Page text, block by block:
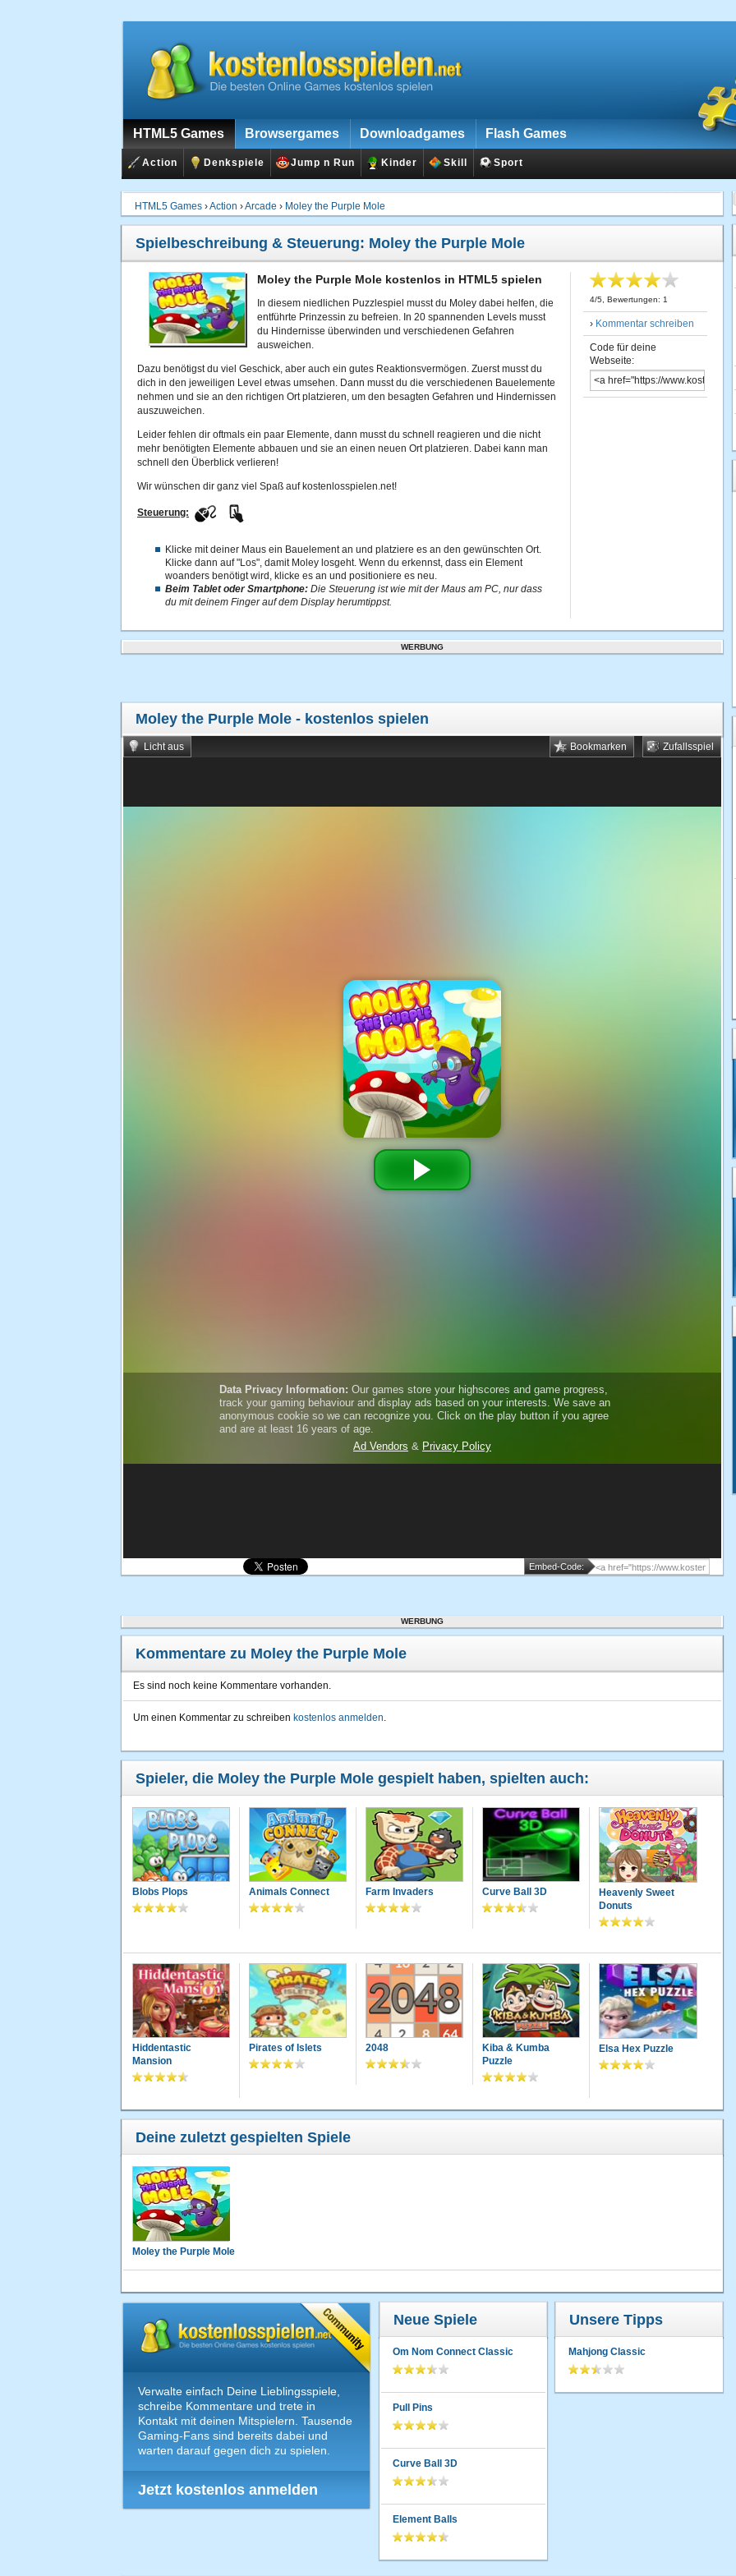
HTML5 Games Browsergames Downloadgames Flash Games
Action Denkspiele Jump n Run Kinder Skill Sport
HTML5 Games ›Action ›Arcade › Moley the Purple Mole
Spielbeschreibung & Steuerung: Moley the Purple Mole
Moley the Purple Mole kostenlos in HTML5 spielen
In diesem niedlichen Puzzlespiel musst du Moley dabei helfen, die
entführte Prinzessin zu befreien. In 20 spannenden Levels musst
du Hindernisse überwinden und verschiedenen Gefahren
ausweichen.
Dazu benötigst du viel Geschick, aber auch ein gutes Reaktionsvermögen. Zuerst musst du
dich in den jeweiligen Level etwas umsehen. Dann musst du die verschiedenen Bauelemente
nehmen und sie an den richtigen Ort platzieren, um den besagten Gefahren und Hindernissen
auszuweichen.
Leider fehlen dir oftmals ein paar Elemente, dann musst du schnell reagieren und die nicht
mehr benötigten Elemente abbauen und sie an einen neuen Ort platzieren. Dabei kann man
schnell den Überblick verlieren!
Wir wünschen dir ganz viel Spaß auf kostenlosspielen.net!
Steuerung:
Klicke mit deiner Maus ein Bauelement an und platziere es an den gewünschten Ort.
Klicke dann auf "Los", damit Moley losgeht. Wenn du erkennst, dass ein Element
woanders benötigt wird, klicke es an und positioniere es neu.
Beim Tablet oder Smartphone: Die Steuerung ist wie mit der Maus am PC, nur dass
du mit deinem Finger auf dem Display herumtippst.
4/5 , Bewertungen: 1
› Kommentar schreiben
Code für deine
Webseite:
WERBUNG
Moley the Purple Mole - kostenlos spielen
Licht aus Zufallsspiel
Bookmarken
Embed-Code:
WERBUNG
Kommentare zu Moley the Purple Mole
Es sind noch keine Kommentare vorhanden.
Um einen Kommentar zu schreiben kostenlos anmelden.
Spieler, die Moley the Purple Mole gespielt haben, spielten auch:
Blobs Plops Animals Connect Farm Invaders Curve Ball 3D
Heavenly Sweet
Donuts
Hiddentastic
Mansion
Pirates of Islets 2048
Kiba & Kumba
Puzzle
Elsa Hex Puzzle
Deine zuletzt gespielten Spiele
Moley the Purple Mole
Verwalte einfach Deine Lieblingsspiele,
schreibe Kommentare und trete in
Kontakt mit deinen Mitspielern. Tausende
Gaming-Fans sind bereits dabei und
warten darauf gegen dich zu spielen.
Jetzt kostenlos anmelden
Neue Spiele
Om Nom Connect Classic
Pull Pins
Curve Ball 3D
Element Balls
Unsere Tipps
Mahjong Classic